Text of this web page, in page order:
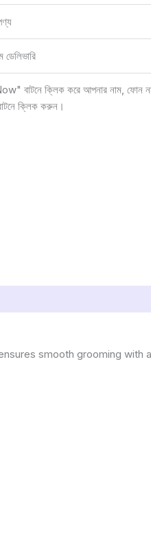
ডেলিভারি
বাটনে ক্লিক করে আপনার নাম, ফোন
ক্লিক করুন।
smooth grooming with